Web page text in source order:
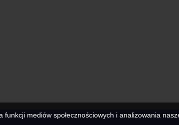
mediów społecznościowych i analizowania